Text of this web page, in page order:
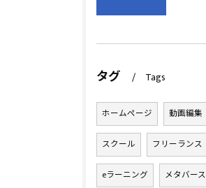
タグ Tags
ホームページ 動画編集
スクール フリーランス
eラーニング メタバース